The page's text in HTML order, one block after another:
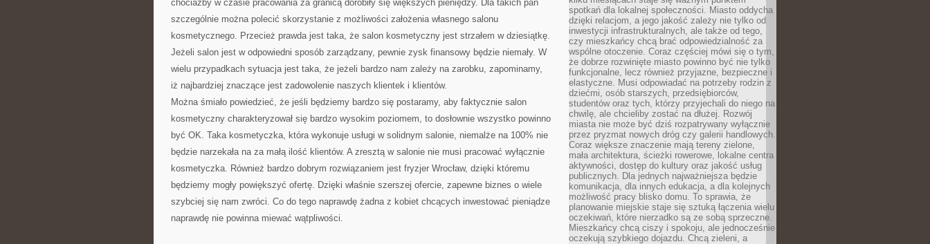
chociażby w czasie pracowania za granicą dorobiły się większych pieniędzy. Dla takich pań
szczególnie można polecić skorzystanie z możliwości założenia własnego salonu
kosmetycznego. Przecież prawda jest taka, że salon kosmetyczny jest strzałem w dziesiątkę.
Jeżeli salon jest w odpowiedni sposób zarządzany, pewnie zysk finansowy będzie niemały. W
wielu przypadkach sytuacja jest taka, że jeżeli bardzo nam zależy na zarobku, zapominamy,
iż najbardziej znaczące jest zadowolenie naszych klientek i klientów.
Można śmiało powiedzieć, że jeśli będziemy bardzo się postaramy, aby faktycznie salon
kosmetyczny charakteryzował się bardzo wysokim poziomem, to dosłownie wszystko powinno
być OK. Taka kosmetyczka, która wykonuje usługi w solidnym salonie, niemalże na 100% nie
będzie narzekała na za małą ilość klientów. A zresztą w salonie nie musi pracować wyłącznie
kosmetyczka. Również bardzo dobrym rozwiązaniem jest fryzjer Wrocław, dzięki któremu
będziemy mogły powiększyć ofertę. Dzięki właśnie szerszej ofercie, zapewne biznes o wiele
szybciej się nam zwróci. Co do tego naprawdę żadna z kobiet chcących inwestować pieniądze
naprawdę nie powinna miewać wątpliwości.
spotkań dla lokalnej społeczności. Miasto oddycha
dzięki relacjom, a jego jakość zależy nie tylko od
inwestycji infrastrukturalnych, ale także od tego,
czy mieszkańcy chcą brać odpowiedzialność za
wspólne otoczenie. Coraz częściej mówi się o tym,
że dobrze rozwinięte miasto powinno być nie tylko
funkcjonalne, lecz również przyjazne, bezpieczne i
elastyczne. Musi odpowiadać na potrzeby rodzin z
dziećmi, osób starszych, przedsiębiorców,
studentów oraz tych, którzy przyjechali do niego na
chwilę, ale chcieliby zostać na dłużej. Rozwój
miasta nie może być dziś rozpatrywany wyłącznie
przez pryzmat nowych dróg czy galerii handlowych.
Coraz większe znaczenie mają tereny zielone,
mała architektura, ścieżki rowerowe, lokalne centra
aktywności, dostęp do kultury oraz jakość usług
publicznych. Dla jednych najważniejsza będzie
komunikacja, dla innych edukacja, a dla kolejnych
możliwość pracy blisko domu. To sprawia, że
planowanie miejskie staje się sztuką łączenia wielu
oczekiwań, które nierzadko są ze sobą sprzeczne.
Mieszkańcy chcą ciszy i spokoju, ale jednocześnie
oczekują szybkiego dojazdu. Chcą zieleni, a